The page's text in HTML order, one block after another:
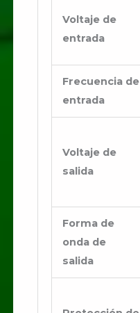
Voltaje de
entrada
Frecuencia de
entrada
Voltaje de
salida
Forma de
onda de
salida